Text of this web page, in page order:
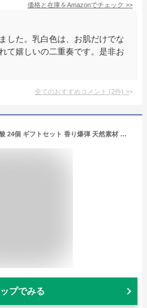
価格と在庫をAmazonでチェック >>
した。乳白色は、お肌だけでな
て嬉しいの二重奏です。是非お
全てのおすすめコメント (2件) >
バスボム 入浴剤ギフト 炭酸 24個 ギフトセット 香り爆弾 天然素材 にゅうよくざい 汗かきエステ リラックス 保湿 カラフル バスボール 16つの香り お風呂用 子供 女性 母の日 誕生日プレゼント BOX付(カラフル)
プでみる